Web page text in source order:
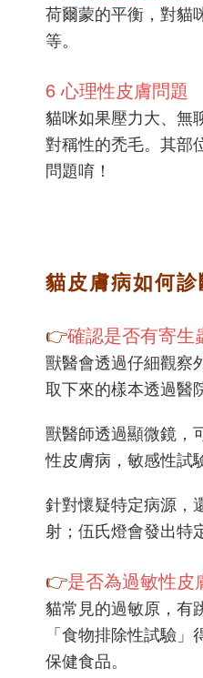
荷爾蒙的平衡，對貓
等。
6 心理性皮膚問題
貓咪如果壓力大、無
對稱性的禿毛。其部
問題唷！
貓皮膚病如何
👉確認是否有寄生
獸醫會透過仔細觀察
取下來的樣本透過醫
獸醫師透過顯微鏡，
性皮膚病，敏感性試
針對懷疑特定病源，
射；伍氏燈會發出特
👉是否為過敏性皮
貓常見的過敏原，有
「食物排除性試驗
保健食品。